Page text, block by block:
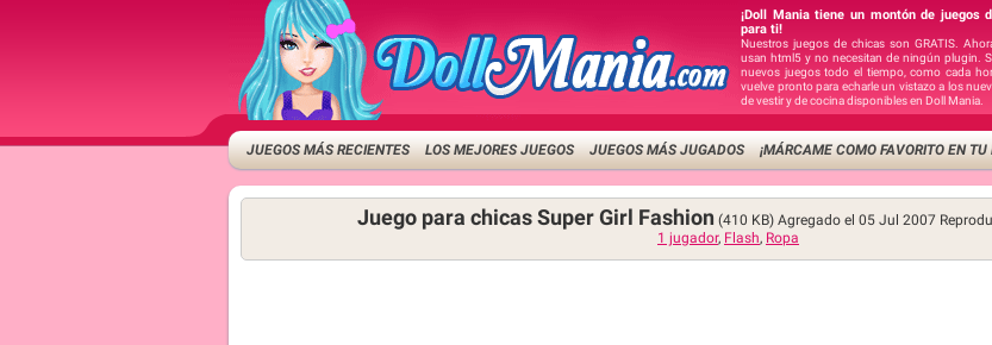
¡Doll Mania tiene un montón de juegos
para ti!
Nuestros juegos de chicas son GRATIS.
usan html5 y no necesitan de ningún plugin.
nuevos juegos todo el tiempo, como cada
vuelve pronto para echarle un vistazo a los
de vestir y de cocina disponibles en Doll Mania.
JUEGOS MÁS RECIENTES LOS MEJORES JUEGOS JUEGOS MÁS JUGADOS ¡MÁRCAME COMO FAVORITO EN
Juego para chicas Super Girl Fashion (410 KB) Agregado el 05 Jul 2007
1 jugador, Flash, Ropa